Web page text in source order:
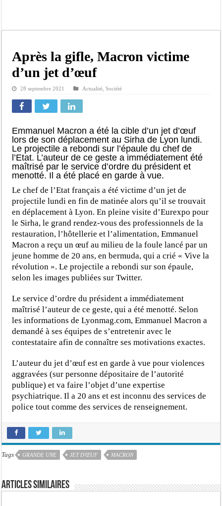
Dahra Djoloff a vibré au rythme réservant un accueil exceptionnel au Président
Inondations à Linguère, le ministre Idrissa Samb apporte son soutien aux
Affaire Pape Cheikh Diallo et Cie : Ousmane Kane prédit une « cascade de
Moustapha Dramé rejoint Pastef
Crise en Guinée Bissau : la médiation sénégalaise a présenté les contours de
Après la gifle, Macron victime
d’un jet d’œuf
28 septembre 2021 Actualité ,Société
Emmanuel Macron a été la cible d’un jet d’œuf
lors de son déplacement au Sirha de Lyon lundi.
Le projectile a rebondi sur l’épaule du chef de
l’Etat. L’auteur de ce geste a immédiatement été
maîtrisé par le service d’ordre du président et
menotté. Il a été placé en garde à vue.
Le chef de l’Etat français a été victime d’un jet de
projectile lundi en fin de matinée alors qu’il se trouvait
en déplacement à Lyon. En pleine visite d’Eurexpo pour
le Sirha, le grand rendez-vous des professionnels de la
restauration, l’hôtellerie et l’alimentation, Emmanuel
Macron a reçu un œuf au milieu de la foule lancé par un
jeune homme de 20 ans, en bermuda, qui a crié « Vive la
révolution ». Le projectile a rebondi sur son épaule,
selon les images publiées sur Twitter.
Le service d’ordre du président a immédiatement
maîtrisé l’auteur de ce geste, qui a été menotté. Selon
les informations de Lyonmag.com, Emmanuel Macron a
demandé à ses équipes de s’entretenir avec le
contestataire afin de connaître ses motivations exactes.
L’auteur du jet d’œuf est en garde à vue pour violences
aggravées (sur personne dépositaire de l’autorité
publique) et va faire l’objet d’une expertise
psychiatrique. Il a 20 ans et est inconnu des services de
police tout comme des services de renseignement.
Tags GRANDE UNE JET D'ŒUF MACRON
Articles similaires